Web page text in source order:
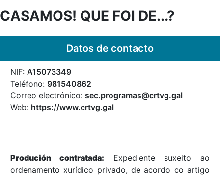
CASAMOS! QUE FOI DE...?
Datos de contacto
NIF: A15073349
Teléfono: 981540862
Correo electrónico: sec.programas@crtvg.gal
Web: https://www.crtvg.gal
Produción contratada: Expediente suxeito ao
ordenamento xurídico privado, de acordo co artigo